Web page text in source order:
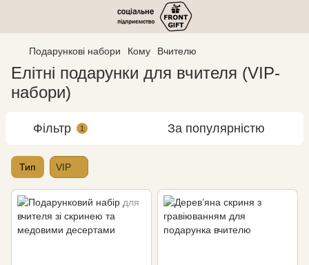
Подарункові набори Кому Вчителю
Елітні подарунки для вчителя (VIP-
набори)
Фільтр 1 За популярністю
Тип VIP